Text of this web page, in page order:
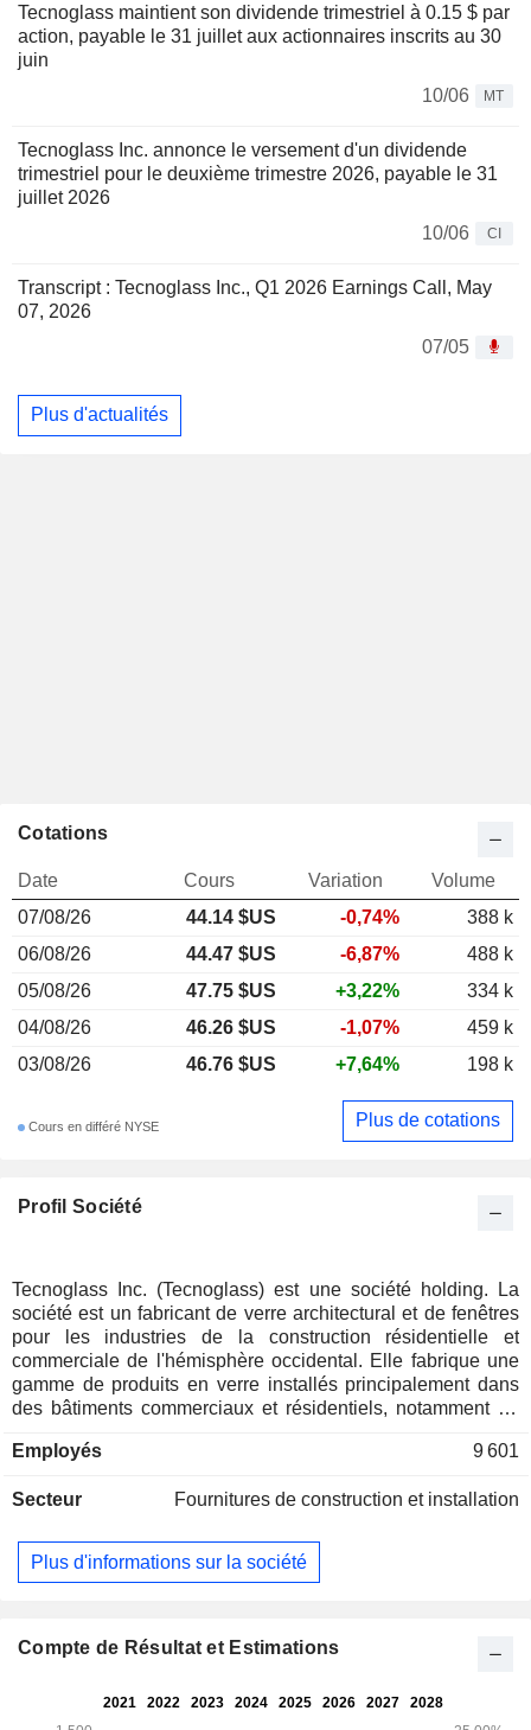
Tecnoglass maintient son dividende trimestriel à 0.15 $ par
action, payable le 31 juillet aux actionnaires inscrits au 30
juin
10/06
MT
Tecnoglass Inc. annonce le versement d'un dividende
trimestriel pour le deuxième trimestre 2026, payable le 31
juillet 2026
10/06
CI
Transcript : Tecnoglass Inc., Q1 2026 Earnings Call, May
07, 2026
07/05
Plus d'actualités
Profil Société
Tecnoglass Inc. (Tecnoglass) est une société holding. La
société est un fabricant de verre architectural et de fenêtres
pour les industries de la construction résidentielle et
commerciale de l'hémisphère occidental. Elle fabrique une
gamme de produits en verre installés principalement dans
des bâtiments commerciaux et résidentiels, notamment du
et du verre feuilleté. Ses produits sont installés dans des
commerciaux et d'entreprise, des universités, des aéroports
les façades flottantes, les fenêtres, les portes, les rampes,
les séparations spatiales d'intérieur et de salle de bain.
d'autres éléments de quincaillerie utilisés dans la fabrication
des systèmes architecturaux pour les constructions de
Employés 9 601
Secteur Fournitures de construction et installation
Plus d'informations sur la société
Cotations
Date Cours Variation
Volume
07/08/26
44.14 $US -0,74%
388 k
06/08/26
44.47 $US -6,87%
488 k
05/08/26
47.75 $US +3,22%
334 k
04/08/26
46.26 $US -1,07%
459 k
03/08/26
46.76 $US +7,64% 198 k
Cours en différé NYSE Plus de cotations
Compte de Résultat et Estimations